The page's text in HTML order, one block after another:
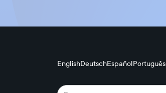
EnglishDeutschEspañolPortuguês